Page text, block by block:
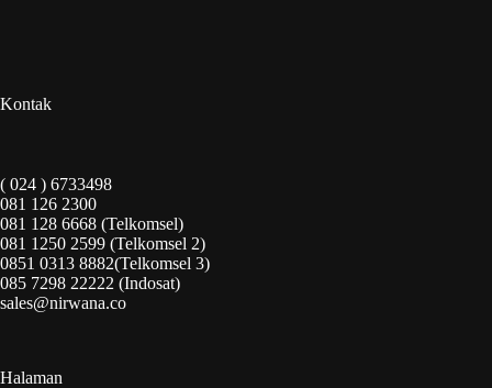
Kontak
( 024 ) 6733498
081 126 2300
081 128 6668 (Telkomsel)
081 1250 2599 (Telkomsel 2)
0851 0313 8882(Telkomsel 3)
085 7298 22222 (Indosat)
sales@nirwana.co
Halaman